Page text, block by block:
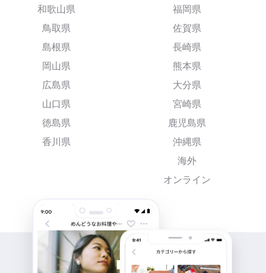
和歌山県
鳥取県
島根県
岡山県
広島県
山口県
徳島県
香川県
福岡県
佐賀県
長崎県
熊本県
大分県
宮崎県
鹿児島県
沖縄県
海外
オンライン